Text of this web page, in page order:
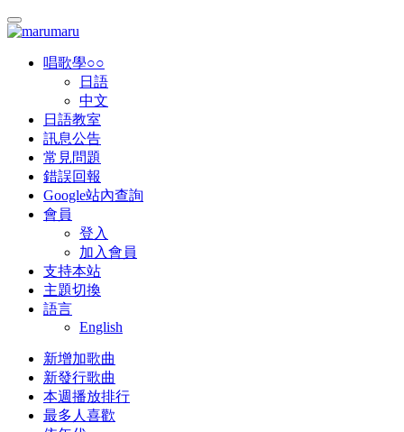
唱歌學○○
日語
中文
日語教室
訊息公告
常見問題
錯誤回報
Google站內查詢
會員
登入
加入會員
支持本站
主題切換
語言
English
新增加歌曲
新發行歌曲
本週播放排行
最多人喜歡